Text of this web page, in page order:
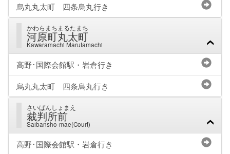
烏丸丸太町 四条烏丸行き
かわらまちまるたまち
河原町丸太町
Kawaramachi Marutamachi
高野･国際会館駅・岩倉行き
烏丸丸太町 四条烏丸行き
さいばんしょまえ
裁判所前
Saibansho-mae(Court)
高野･国際会館駅・岩倉行き